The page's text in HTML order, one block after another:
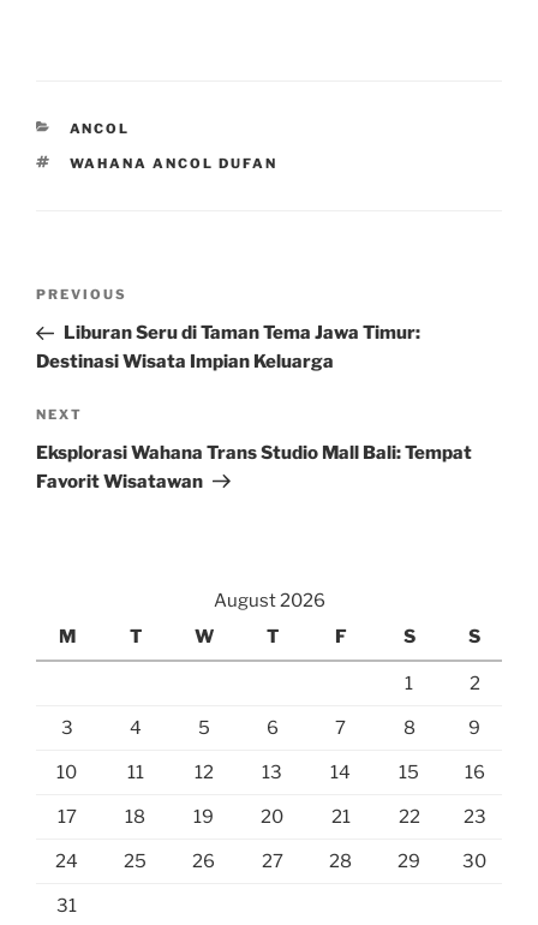
CATEGORIES
ANCOL
TAGS
WAHANA ANCOL DUFAN
Previous
Post
PREVIOUS
Liburan Seru di Taman Tema Jawa Timur:
Destinasi Wisata Impian Keluarga
Next
Post
NEXT
Eksplorasi Wahana Trans Studio Mall Bali: Tempat
Favorit Wisatawan
August 2026
M
T W T F S S
1 2
3 4 5 6 7 8 9
10 11 12 13 14 15 16
17 18 19 20 21 22 23
24 25 26 27 28 29 30
31